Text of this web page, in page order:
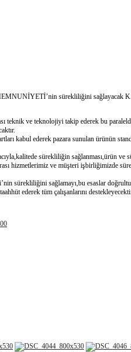
sürekliliğini sağlayacak
teknik ve teknolojiyi takip ederek bu
kabul ederek pazara sunulan ürünün
sürekliliğin sağlanması,ürün
hizmetlerimiz ve müşteri işbirliğimizde
sürekliliğini sağlamayı,bu esaslar
ederek tüm çalışanlarını